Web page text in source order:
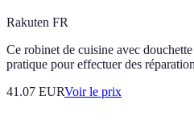
Rakuten FR
Ce robinet de cuisine avec
pratique pour effectuer des
41.07 EURVoir le prix